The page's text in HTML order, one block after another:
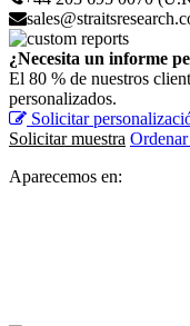
¿Necesita un informe
El 80 % de nuestros
personalizados.
Solicitar
Solicitar muestra
Aparecemos en: